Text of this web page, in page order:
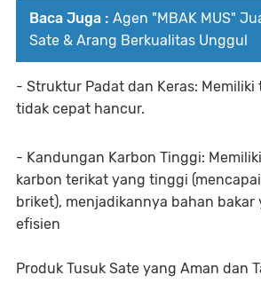
Baca Juga : Agen "MBAK MUS"
Sate & Arang Berkualitas Unggul
- Struktur Padat dan Keras: Memiliki
tidak cepat hancur.
- Kandungan Karbon Tinggi:
karbon terikat yang tinggi
briket), menjadikannya bahan bakar
efisien
Produk Tusuk Sate yang Aman dan